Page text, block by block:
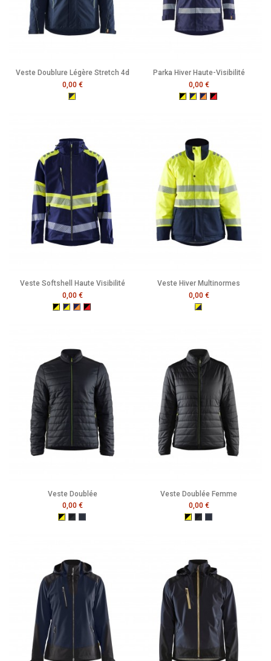
Veste Doublure Légère Stretch 4d
0,00 €
Bleu Marine Foncé/Jaune Fluo
Parka Hiver Haute-Visibilité
0,00 €
Noir/Jaune Fluo
Marine/Jaune Fluo
Marine/Orange Fluo
Noir/Rouge Fluo
Veste Softshell Haute Visibilité
0,00 €
Noir/Jaune Fluo
Marine/Jaune Fluo
Marine/Orange Fluo
Noir/Rouge Fluo
Veste Hiver Multinormes
0,00 €
Jaune Fluo/Marine
Veste Doublée
0,00 €
Noir/Jaune Fluo
Noir/Gris Foncé
Marine Foncé
Veste Doublée Femme
0,00 €
Noir/Jaune Fluo
Noir/Gris Foncé
Marine Foncé